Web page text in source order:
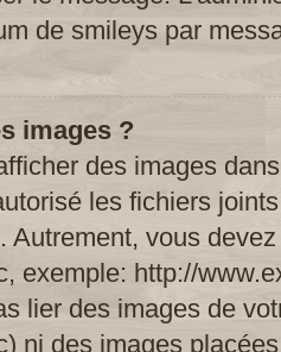
de smileys par
images ?
des images
les fichiers
Autrement, vous
exemple: http://
lier des images de
ni des images